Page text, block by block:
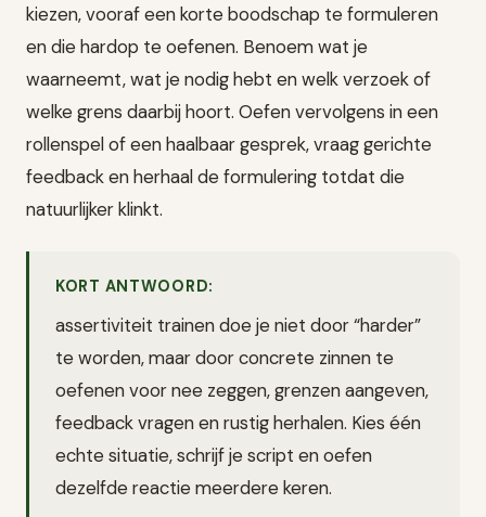
kiezen, vooraf een korte boodschap te formuleren
en die hardop te oefenen. Benoem wat je
waarneemt, wat je nodig hebt en welk verzoek of
welke grens daarbij hoort. Oefen vervolgens in een
rollenspel of een haalbaar gesprek, vraag gerichte
feedback en herhaal de formulering totdat die
natuurlijker klinkt.
KORT ANTWOORD:
assertiviteit trainen doe je niet door “harder”
te worden, maar door concrete zinnen te
oefenen voor nee zeggen, grenzen aangeven,
feedback vragen en rustig herhalen. Kies één
echte situatie, schrijf je script en oefen
dezelfde reactie meerdere keren.